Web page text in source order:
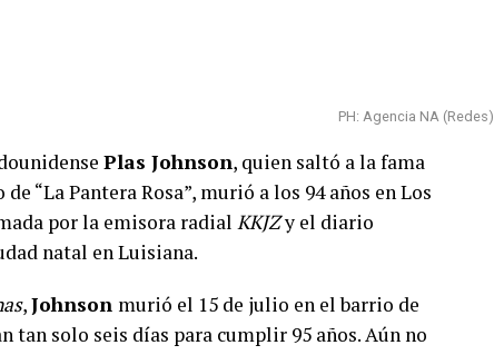
y sin incidentes, aunque coincidió con la
la producción artística. Tras finalizar
para respaldar un mensaje de igualdad,
destacaron la posibilidad de compartir la
perspectiva colectiva.
PH: Agencia NA (Redes)
Plas Johnson, quien saltó a la fama
“La Pantera Rosa”, murió a los 94 años en Los
por la emisora radial KKJZy el diario
natal en Luisiana.
,Johnson murió el 15 de julio en el barrio de
tan solo seis días para cumplir 95 años. Aún no